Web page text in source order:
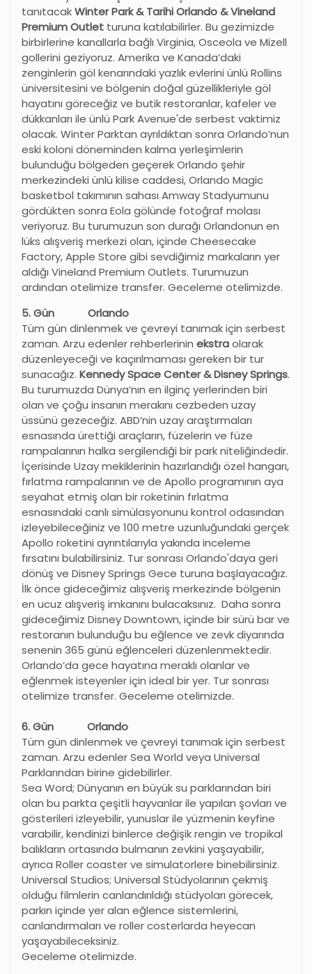
tanıtacakWinter Park & Tarihi Orlando & Vineland
Premium Outlet turuna katılabilirler. Bu gezimizde
birbirlerine kanallarla bağlı Virginia, Osceola ve Mizell
gollerini geziyoruz. Amerika ve Kanada’daki
zenginlerin göl kenarındaki yazlık evlerini ünlü Rollins
üniversitesini ve bölgenin doğal güzellikleriyle göl
hayatını göreceğiz ve butik restoranlar, kafeler ve
dükkanları ile ünlü Park Avenue'de serbest vaktimiz
olacak. Winter Parktan ayrıldıktan sonra Orlando’nun
eski koloni döneminden kalma yerleşimlerin
bulunduğu bölgeden geçerek Orlando şehir
merkezindeki ünlü kilise caddesi, Orlando Magic
basketbol takımının sahası Amway Stadyumunu
gördükten sonra Eola gölünde fotoğraf molası
veriyoruz. Bu turumuzun son durağı Orlandonun en
lüks alışveriş merkezi olan, içinde Cheesecake
Factory, Apple Store gibi sevdiğimiz markaların yer
aldığı Vineland Premium Outlets. Turumuzun
ardından otelimize transfer. Geceleme otelimizde.
5. Gün Orlando
Tüm gün dinlenmek ve çevreyi tanımak için serbest
zaman. Arzu edenler rehberlerinin ekstraolarak
düzenleyeceği ve kaçırılmaması gereken bir tur
sunacağız. Kennedy Space Center & Disney Springs.
Bu turumuzda Dünya’nın en ilginç yerlerinden biri
olan ve çoğu insanın merakını cezbeden uzay
üssünü gezeceğiz. ABD’nin uzay araştırmaları
esnasında ürettiği araçların, füzelerin ve füze
rampalarının halka sergilendiği bir park niteliğindedir.
İçerisinde Uzay mekiklerinin hazırlandığı özel hangarı,
fırlatma rampalarının ve de Apollo programının aya
seyahat etmiş olan bir roketinin fırlatma
esnasındaki canlı simülasyonunu kontrol odasından
izleyebileceğiniz ve 100 metre uzunluğundaki gerçek
Apollo roketini ayrıntılarıyla yakında inceleme
fırsatını bulabilirsiniz. Tur sonrası Orlando'daya geri
dönüş ve Disney Springs Gece turuna başlayacağız.
İlk önce gideceğimiz alışveriş merkezinde bölgenin
en ucuz alışveriş imkanını bulacaksınız. Daha sonra
gideceğimiz Disney Downtown, içinde bir sürü bar ve
restoranın bulunduğu bu eğlence ve zevk diyarında
senenin 365 günü eğlenceleri düzenlenmektedir.
Orlando’da gece hayatına meraklı olanlar ve
eğlenmek isteyenler için ideal bir yer. Tur sonrası
otelimize transfer. Geceleme otelimizde.
6. Gün Orlando
Tüm gün dinlenmek ve çevreyi tanımak için serbest
zaman. Arzu edenler Sea World veya Universal
Parklarından birine gidebilirler.
Sea Word; Dünyanın en büyük su parklarından biri
olan bu parkta çeşitli hayvanlar ile yapılan şovları ve
gösterileri izleyebilir, yunuslar ile yüzmenin keyfine
varabilir, kendinizi binlerce değişik rengin ve tropikal
balıkların ortasında bulmanın zevkini yaşayabilir,
ayrıca Roller coaster ve simulatorlere binebilirsiniz.
Universal Studios; Universal Stüdyolarının çekmiş
olduğu filmlerin canlandırıldığı stüdyoları görecek,
parkın içinde yer alan eğlence sistemlerini,
canlandırmaları ve roller costerlarda heyecan
yaşayabileceksiniz.
Geceleme otelimizde.